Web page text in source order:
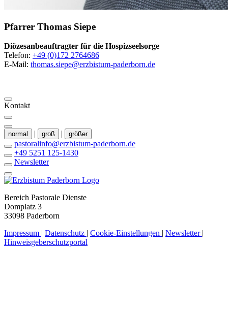
Pfarrer Thomas Siepe
Diözesanbeauftragter für die Hospizseelsorge
Telefon: +49 (0)172 2764686
E-Mail: thomas.siepe@erzbistum-paderborn.de
Kontakt
normal | groß | größer
pastoralinfo@erzbistum-paderborn.de
+49 5251 125-1430
Newsletter
Bereich Pastorale Dienste
Domplatz 3
33098 Paderborn
Impressum | Datenschutz | Cookie-Einstellungen | Newsletter |
Hinweisgeberschutzportal